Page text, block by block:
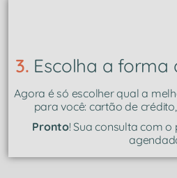
3. Escolha a
Agora é só escolher qual a
para você: cartão de
Pronto! Sua consulta com